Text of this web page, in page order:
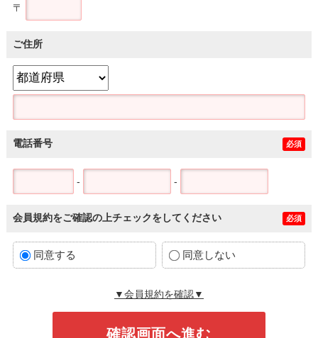
〒
ご住所
電話番号 必須
- -
会員規約をご確認の上チェックをしてください 必須
同意する 同意しない
▼会員規約を確認▼